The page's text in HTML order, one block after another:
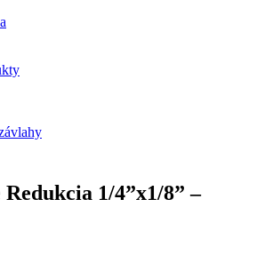
Redukcia 1/4”x1/8” –